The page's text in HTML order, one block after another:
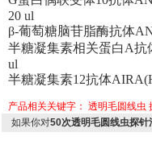
20 ul
β-葡萄糖脑苷脂酶抗体
半糖凝集素相关蛋白A抗
ul
半糖凝集素12抗体
产品相关关键字： 透明毛圆线虫
如果你对50次透明毛圆线虫探